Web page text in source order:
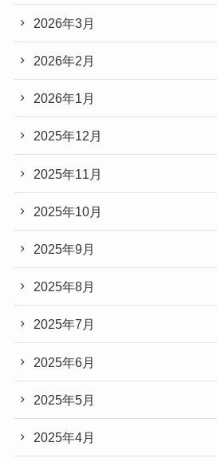
2026年3月
2026年2月
2026年1月
2025年12月
2025年11月
2025年10月
2025年9月
2025年8月
2025年7月
2025年6月
2025年5月
2025年4月